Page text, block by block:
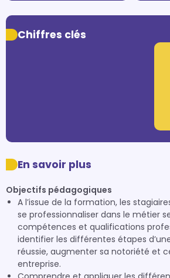
Chiffres clés
En savoir plus
Objectifs pédagogiques
A l’issue de la formation, les
se professionnaliser dans le métier
compétences et qualifications
identifier les différentes étapes
réussie, augmenter sa notoriété et
entreprise.